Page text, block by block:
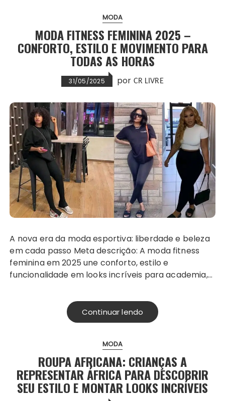
MODA
MODA FITNESS FEMININA 2025 –
CONFORTO, ESTILO E MOVIMENTO PARA
TODAS AS HORAS
31/05/2025 por CR LIVRE
A nova era da moda esportiva: liberdade e beleza
em cada passo Meta descrição: A moda fitness
feminina em 2025 une conforto, estilo e
funcionalidade em looks incríveis para academia,…
Continuar lendo
MODA
ROUPA AFRICANA: CRIANÇAS A
REPRESENTAR ÁFRICA PARA DESCOBRIR
SEU ESTILO E MONTAR LOOKS INCRÍVEIS